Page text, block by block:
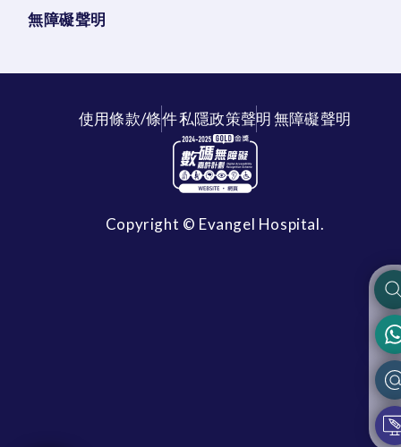
無障礙聲明
使用條款/條件私隱政策聲明無障礙聲明
Copyright © Evangel Hospital.